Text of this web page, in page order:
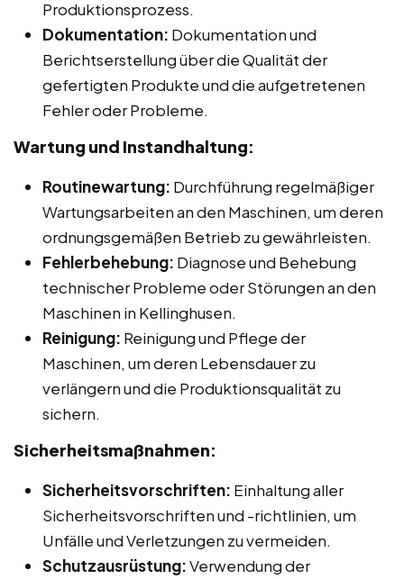
Produktionsprozess.
Dokumentation: Dokumentation und
Berichtserstellung über die Qualität der
gefertigten Produkte und die aufgetretenen
Fehler oder Probleme.
Wartung und Instandhaltung:
Routinewartung: Durchführung regelmäßiger
Wartungsarbeiten an den Maschinen, um deren
ordnungsgemäßen Betrieb zu gewährleisten.
Fehlerbehebung: Diagnose und Behebung
technischer Probleme oder Störungen an den
Maschinen in Kellinghusen.
Reinigung: Reinigung und Pflege der
Maschinen, um deren Lebensdauer zu
verlängern und die Produktionsqualität zu
sichern.
Sicherheitsmaßnahmen:
Sicherheitsvorschriften: Einhaltung aller
Sicherheitsvorschriften und -richtlinien, um
Unfälle und Verletzungen zu vermeiden.
Schutzausrüstung:Verwendung der